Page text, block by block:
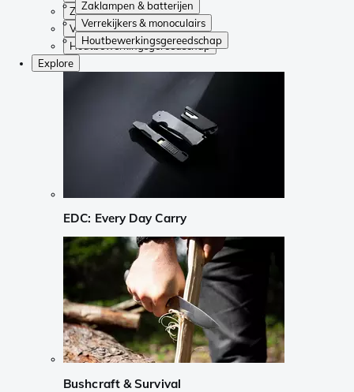
Zaklampen & batterijen
Verrekijkers & monoculairs
Houtbewerkingsgereedschap
Zaklampen & batterijen
Verrekijkers & monoculairs
Houtbewerkingsgereedschap
Explore
EDC: Every Day Carry
Bushcraft & Survival